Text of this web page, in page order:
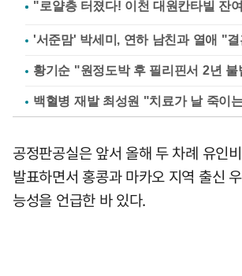
'서준맘' 박세미, 연하 남친과 열애 "
황기순 "원정도박 후 필리핀서 2년 불
백혈병 재발 최성원 "치료가 날 죽이
공정판공실은 앞서 올해 두 차례 유인
발표하면서 홍콩과 마카오 지역 출신
능성을 언급한 바 있다.